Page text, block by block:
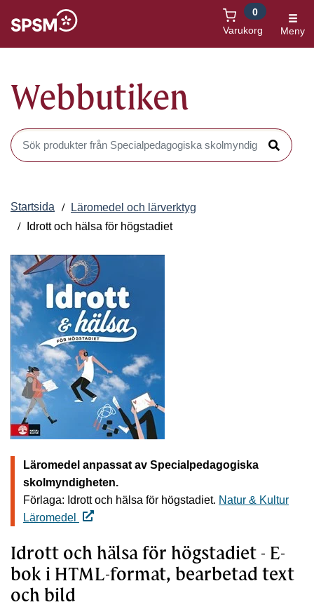
Varukorg
0
Meny
Webbutiken
Sök produkter i Webbutiken
Sök
Startsida
Läromedel och lärverktyg
Idrott och hälsa för högstadiet
Läromedel anpassat av Specialpedagogiska
skolmyndigheten.
Förlaga: Idrott och hälsa för högstadiet. Natur & Kultur
Läromedel
Idrott och hälsa för högstadiet - E-
bok i HTML-format, bearbetad text
och bild